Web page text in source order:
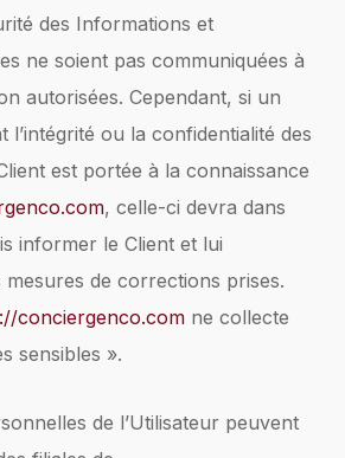
des Informations et
ne soient pas communiquées à
autorisées. Cependant, si un
l’intégrité ou la confidentialité des
est portée à la connaissance
, celle-ci devra dans
informer le Client et lui
de corrections prises.
conciergenco.comne collecte
sensibles ».
de l’Utilisateur peuvent